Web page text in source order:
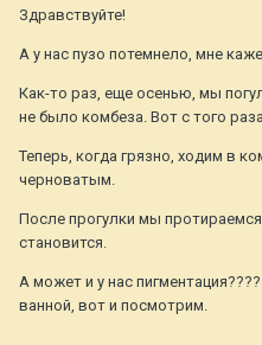
Здравствуйте!
А у нас пузо потемнело, мне
Как-то раз, еще осенью, мы
не было комбеза. Вот с того
Теперь, когда грязно, ходим в
черноватым.
После прогулки мы
становится.
А может и у нас
ванной, вот и посмотрим.